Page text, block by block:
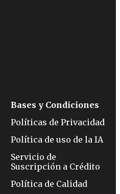
Bases y Condiciones
Políticas de Privacidad
Política de uso de la IA
Servicio de
Suscripción a Crédito
Política de Calidad